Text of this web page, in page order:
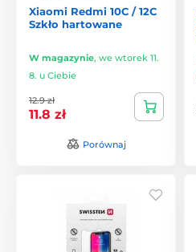
Xiaomi Redmi 10C / 12C
Szkło hartowane
W magazynie, we wtorek 11.
8. u Ciebie
12.9 zł
11.8 zł
Porównaj